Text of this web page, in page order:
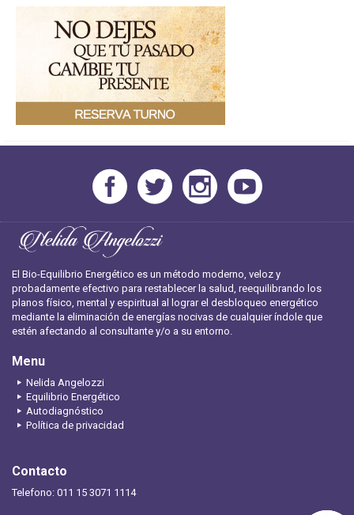
El Bio-Equilibrio Energético es un método moderno, veloz y
probadamente efectivo para restablecer la salud, reequilibrando los
planos físico, mental y espiritual al lograr el desbloqueo energético
mediante la eliminación de energías nocivas de cualquier índole que
estén afectando al consultante y/o a su entorno.
Menu
Nelida Angelozzi
Equilibrio Energético
Autodiagnóstico
Política de privacidad
Contacto
Telefono: 011 15 3071 1114